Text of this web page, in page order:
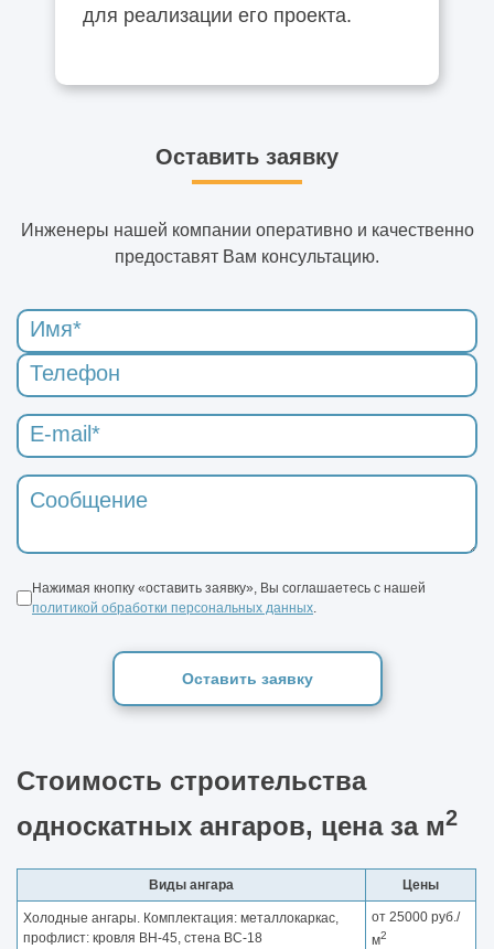
для реализации его проекта.
Оставить заявку
Инженеры нашей компании оперативно и качественно
предоставят Вам консультацию.
Нажимая кнопку «оставить заявку», Вы соглашаетесь с нашей
политикой обработки персональных данных.
Оставить заявку
Стоимость строительства
односкатных ангаров, цена за м2
Виды ангара Цены
Холодные ангары. Комплектация: металлокаркас,
профлист: кровля ВН-45, стена ВС-18
от 25000 руб./
м2